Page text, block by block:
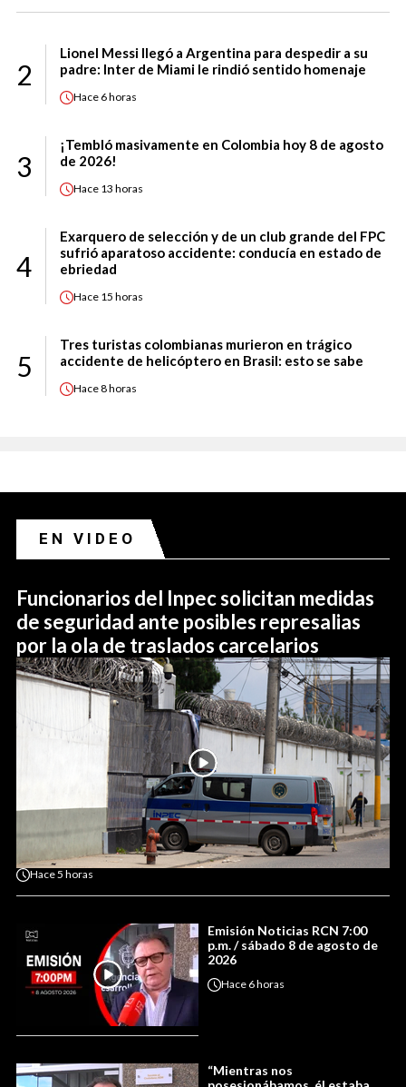
2
Lionel Messi llegó a Argentina para despedir a su
padre: Inter de Miami le rindió sentido homenaje
Hace 6 horas
3
¡Tembló masivamente en Colombia hoy 8 de agosto
de 2026!
Hace 13 horas
4
Exarquero de selección y de un club grande del FPC
sufrió aparatoso accidente: conducía en estado de
ebriedad
Hace 15 horas
5
Tres turistas colombianas murieron en trágico
accidente de helicóptero en Brasil: esto se sabe
Hace8 horas
EN VIDEO
Funcionarios del Inpec solicitan medidas
de seguridad ante posibles represalias
por la ola de traslados carcelarios
Hace5 horas
Emisión Noticias RCN 7:00
p.m. / sábado 8 de agosto de
2026
Hace 6 horas
“Mientras nos